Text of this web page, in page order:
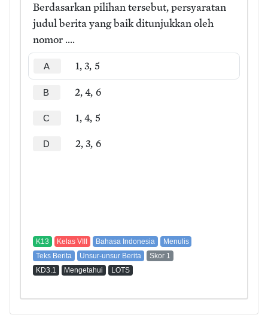
Berdasarkan pilihan tersebut, persyaratan
judul berita yang baik ditunjukkan oleh
nomor ....
A 1, 3, 5
B 2, 4, 6
C 1, 4, 5
D 2, 3, 6
K13 Kelas VIII Bahasa Indonesia
Menulis
Teks Berita
Unsur-unsur Berita
Skor 1
KD3.1
Mengetahui LOTS